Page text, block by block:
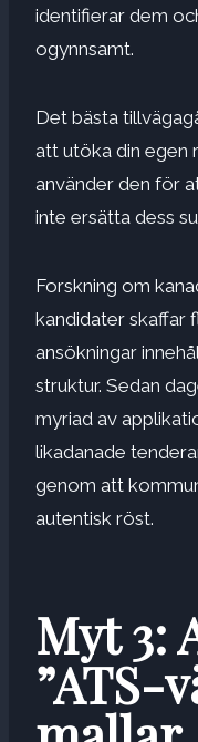
identifierar dem
ogynnsamt.
Det bästa
att utöka din egen
använder den för
inte ersätta dess
Forskning om
kandidater skaffar
ansökningar
struktur. Sedan
myriad av
likadanade
genom att
autentisk röst.
Myt 3:
”ATS-